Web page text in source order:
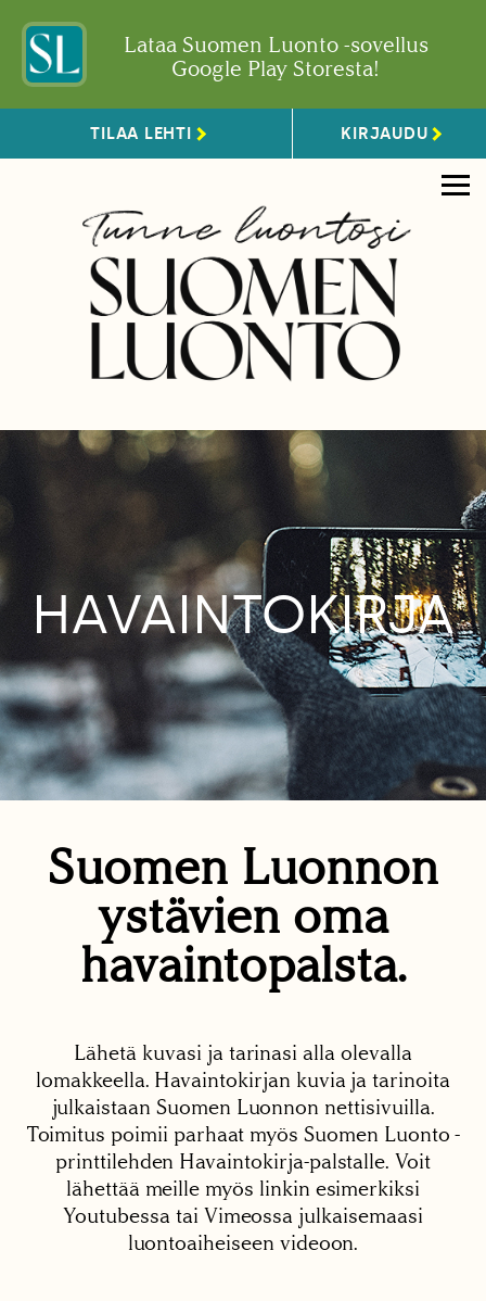
Lataa Suomen Luonto -sovellus
Google Play Storesta!
TILAA LEHTI KIRJAUDU
HAVAINTOKIRJA
Suomen Luonnon
ystävien oma
havaintopalsta.
Lähetä kuvasi ja tarinasi alla olevalla
lomakkeella. Havaintokirjan kuvia ja tarinoita
julkaistaan Suomen Luonnon nettisivuilla.
Toimitus poimii parhaat myös Suomen Luonto -
printtilehden Havaintokirja-palstalle. Voit
lähettää meille myös linkin esimerkiksi
Youtubessa tai Vimeossa julkaisemaasi
luontoaiheiseen videoon.